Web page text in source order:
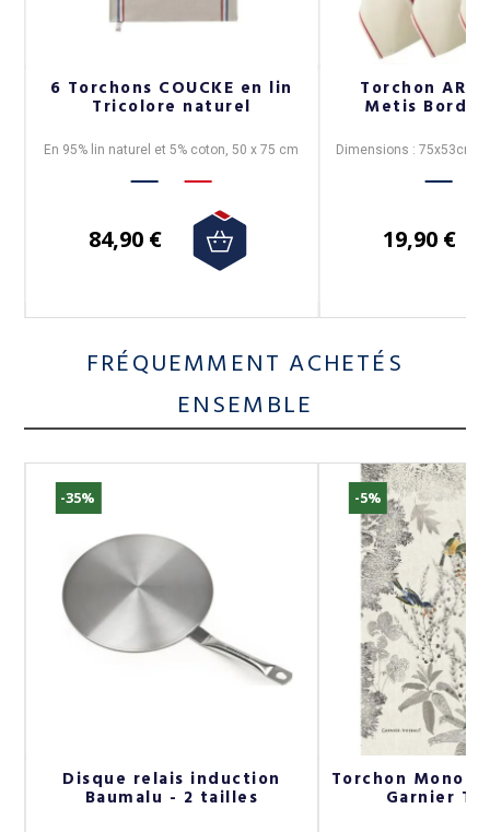
6 Torchons COUCKE en lin
Tricolore naturel
En 95% lin naturel et 5% coton, 50 x 75 cm
84,90 €
Torchon
Metis
Dimensions : 75x53cm.
19,90 €
FRÉQUEMMENT ACHETÉS
ENSEMBLE
-35%
Disque relais induction
Baumalu - 2 tailles
-5%
Torchon
Garnier